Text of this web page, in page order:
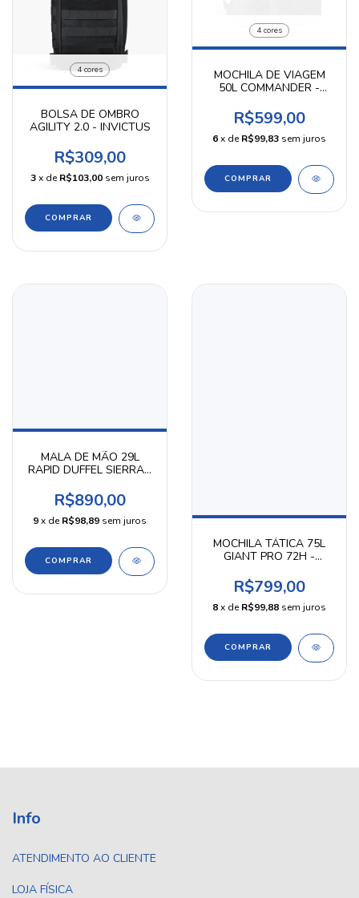
4 cores
BOLSA DE OMBRO
AGILITY 2.0 - INVICTUS
R$309,00
3 x deR$103,00 sem juros
COMPRAR
4 cores
MOCHILA DE VIAGEM
50L COMMANDER -
R$599,00
6x deR$99,83 sem juros
COMPRAR
MALA DE MÃO 29L
RAPID DUFFEL SIERRA -
R$890,00
9x deR$98,89 sem juros
MOCHILA TÁTICA 75L
GIANT PRO 72H -
R$799,00
8x deR$99,88 sem juros
Info
ATENDIMENTO AO CLIENTE
LOJA FÍSICA